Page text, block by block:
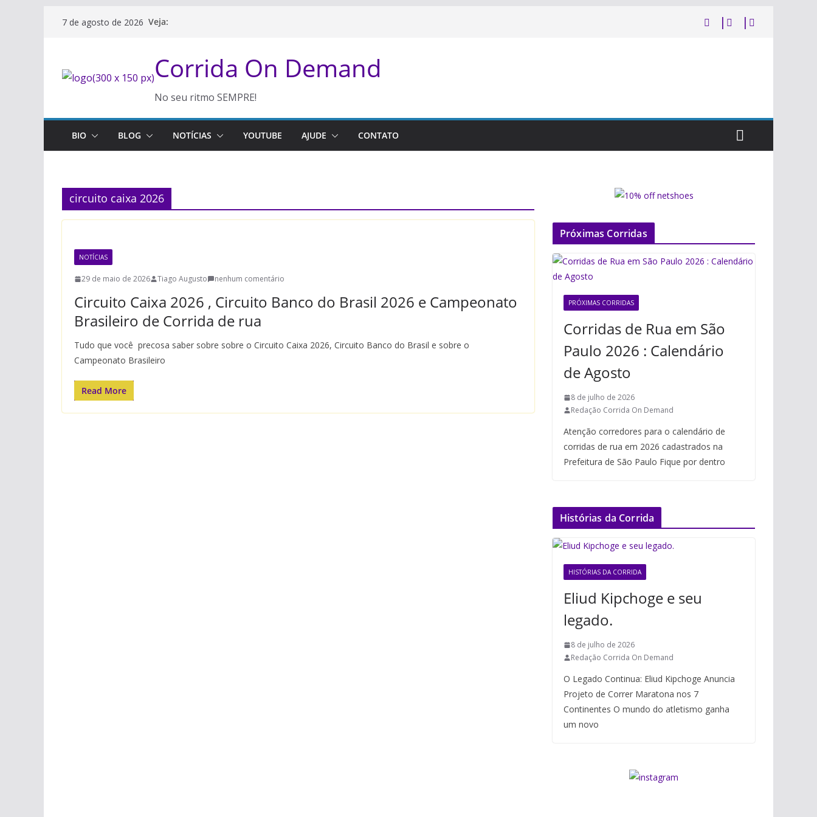
7 de agosto de 2026 Veja:
Corrida On Demand
No seu ritmo SEMPRE!
BIO BLOG NOTÍCIAS YOUTUBE AJUDE CONTATO
circuito caixa 2026
NOTÍCIAS
29 de maio de 2026 Tiago Augusto nenhum comentário
Circuito Caixa 2026 , Circuito Banco do Brasil 2026 e Campeonato
Brasileiro de Corrida de rua
Tudo que você precosa saber sobre sobre o Circuito Caixa 2026, Circuito Banco do Brasil e sobre o
Campeonato Brasileiro
Read More
Próximas Corridas
PRÓXIMAS CORRIDAS
Corridas de Rua em São
Paulo 2026 : Calendário
de Agosto
8 de julho de 2026
Redação Corrida On Demand
Atenção corredores para o calendário de
corridas de rua em 2026 cadastrados na
Prefeitura de São Paulo Fique por dentro
Histórias da Corrida
HISTÓRIAS DA CORRIDA
Eliud Kipchoge e seu
legado.
8 de julho de 2026
Redação Corrida On Demand
O Legado Continua: Eliud Kipchoge Anuncia
Projeto de Correr Maratona nos 7
Continentes O mundo do atletismo ganha
um novo